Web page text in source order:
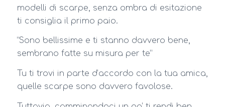
modelli di scarpe, senza ombra di esitazione
ti consiglia il primo paio.
“Sono bellissime e ti stanno davvero bene,
sembrano fatte su misura per te”
Tu ti trovi in parte d’accordo con la tua amica,
quelle scarpe sono davvero favolose.